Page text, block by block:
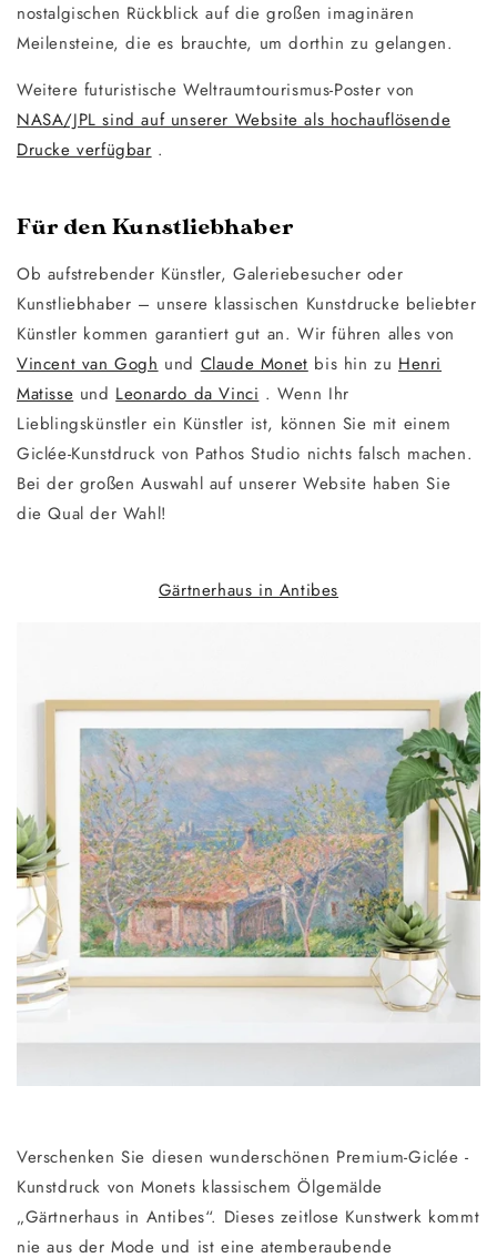
nostalgischen Rückblick auf die großen imaginären
Meilensteine, die es brauchte, um dorthin zu gelangen.
Weitere futuristische Weltraumtourismus-Poster von
NASA/JPL sind auf unserer Website als hochauflösende
Drucke verfügbar .
Für den Kunstliebhaber
Ob aufstrebender Künstler, Galeriebesucher oder
Kunstliebhaber – unsere klassischen Kunstdrucke beliebter
Künstler kommen garantiert gut an. Wir führen alles von
Vincent van Gogh und Claude Monet bis hin zu Henri
Matisse und Leonardo da Vinci . Wenn Ihr
Lieblingskünstler ein Künstler ist, können Sie mit einem
Giclée-Kunstdruck von Pathos Studio nichts falsch machen.
Bei der großen Auswahl auf unserer Website haben Sie
die Qual der Wahl!
Gärtnerhaus in Antibes
Verschenken Sie diesen wunderschönen Premium-Giclée -
Kunstdruck von Monets klassischem Ölgemälde
„Gärtnerhaus in Antibes“. Dieses zeitlose Kunstwerk kommt
nie aus der Mode und ist eine atemberaubende